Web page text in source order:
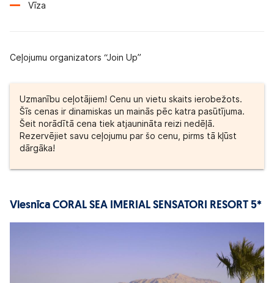
Vīza
Ceļojumu organizators “Join Up”
Uzmanību ceļotājiem! Cenu un vietu skaits ierobežots.
Šīs cenas ir dinamiskas un mainās pēc katra pasūtījuma.
Šeit norādītā cena tiek atjaunināta reizi nedēļā.
Rezervējiet savu ceļojumu par šo cenu, pirms tā kļūst
dārgāka!
Viesnīca CORAL SEA IMERIAL SENSATORI RESORT 5*